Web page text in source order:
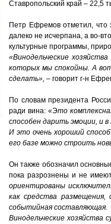
Ставропольский край – 22,5
Петр Ефремов отметил, что
далеко не исчерпана, а во-
культурные программы,
«Винодельческие
которых мы спокойны. А
сделать», – говорит г-н
По словам президента
ради вина: «Это
способен дарить эмоции, и
И это очень хороший
его базе можно строить
Он также обозначил
пока разрознены и не
ориентированы
как средства
событийная составляющая.
Винодельческие